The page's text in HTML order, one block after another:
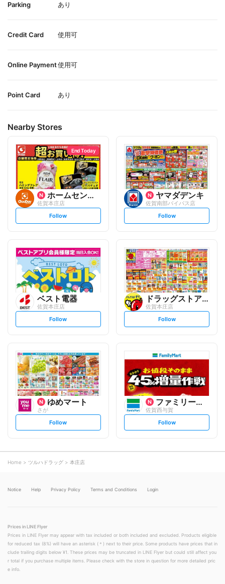
Parking あり
Credit Card 使用可
Online Payment使用可
Point Card あり
Nearby Stores
End Today
ホームセンター グッデイ
佐賀本庄店
s
t
l
o
w
Follow
ヤマダデンキ
佐賀南部バイパス店
s
t
l
o
w
Follow
ベスト電器
佐賀本庄店
s
t
l
o
w
Follow
ドラッグストアモリ
佐賀本庄店
s
t
o
Follow
ゆめマート
さが
s
t
o
w
Follow
ファミリーマート
佐賀西与賀
s
t
Follow
Home ツルハドラッグ 本庄店
Notice Help Privacy Policy Terms and Conditions Login
Prices in LINE Flyer
Prices in LINE Flyer may appear with tax included or both included and excluded. Products eligible
for reduced tax (8%) will have an asterisk (＊) next to their price. Some products have prices that in
clude trailing digits below ¥1. These prices may be truncated in LINE Flyer but could still affect you
r total if you purchase multiple items. Please check with the store in question for more detailed pric
e info.